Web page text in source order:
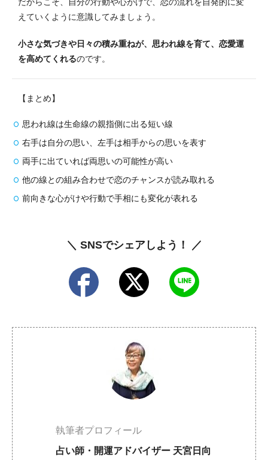
えていく ように意識してみましょう。
小さな気づきや日々の積み重ねが、思われ線を育て、恋愛運
を高めてくれるのです。
【まとめ】
思われ線は生命線の親指側に出る短い線
右手は自分の思い、左手は相手からの思いを表す
両手に出ていれば両思いの可能性が高い
他の線との組み合わせで恋のチャンスが読み取れる
前向きな心がけや行動で手相にも変化が表れる
＼ SNSでシェアしよう！ ／
執筆者プロフィール
占い師・開運アドバイザー 天宮日向